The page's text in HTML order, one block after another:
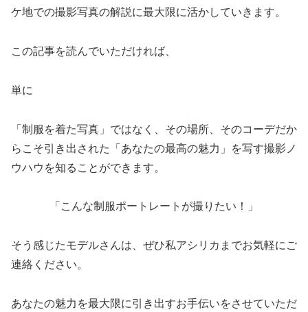
ケ地での撮影写真の解説に最大限に活かしていきます。
この記事を読んでいただければ、
単に
「制服を着た写真」ではなく、その場所、そのコーデだか
らこそ引き出された「あなたの最高の魅力」を写す撮影ノ
ウハウを知ることができます。
「こんな制服ポートレートが撮りたい！」
そう感じたモデルさんは、ぜひ私アシリカまでお気軽にご
連絡ください。
あなたの魅力を最大限に引き出すお手伝いをさせていただ